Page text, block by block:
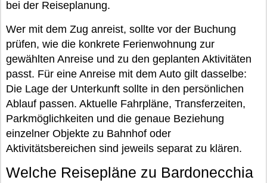
bei der Reiseplanung.
Wer mit dem Zug anreist, sollte vor der Buchung
prüfen, wie die konkrete Ferienwohnung zur
gewählten Anreise und zu den geplanten Aktivitäten
passt. Für eine Anreise mit dem Auto gilt dasselbe:
Die Lage der Unterkunft sollte in den persönlichen
Ablauf passen. Aktuelle Fahrpläne, Transferzeiten,
Parkmöglichkeiten und die genaue Beziehung
einzelner Objekte zu Bahnhof oder
Aktivitätsbereichen sind jeweils separat zu klären.
Welche Reisepläne zu Bardonecchia